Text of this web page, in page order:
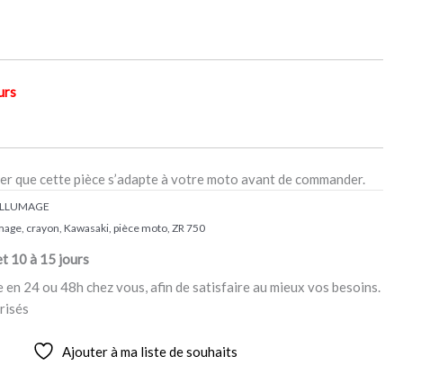
que cette pièce s’adapte à votre moto avant de commander.
, crayon, Kawasaki, pièce moto, ZR 750
10 à 15 jours
24 ou 48h chez vous, afin de satisfaire au mieux vos besoins.
Ajouter à ma liste de souhaits